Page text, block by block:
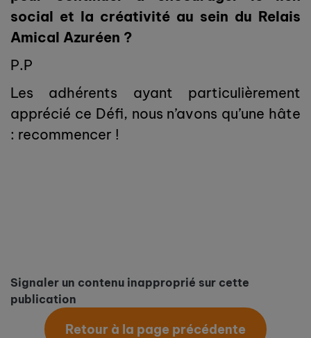
social et la créativité au sein du Relais
Amical Azuréen ?
P.P
Les adhérents ayant particulièrement
apprécié ce Défi, nous n’avons qu’une hâte
: recommencer !
Signaler un contenu inapproprié sur cette
publication
Retour à la page précédente